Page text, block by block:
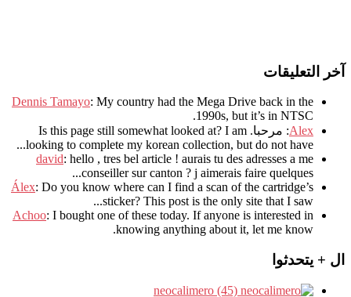
آخر التعليقات
Dennis Tamayo: My country had the Mega Drive back in the
1990s, but it’s in NTSC
.
Alex: مرحبا. Is this page still somewhat looked at? I am
looking to complete my korean collection, but do not have..
.
david: hello , tres bel article ! aurais tu des adresses a me
conseiller sur canton ? j aimerais faire quelques..
.
Álex: Do you know where can I find a scan of the cartridge’s
sticker? This post is the only site that I saw...
Achoo: I bought one of these today. If anyone is interested in
knowing anything about it, let me know.
ال + يتحدثوا